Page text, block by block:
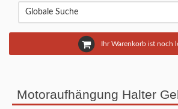
Ihr Warenkorb ist noch
Motoraufhängung Halter